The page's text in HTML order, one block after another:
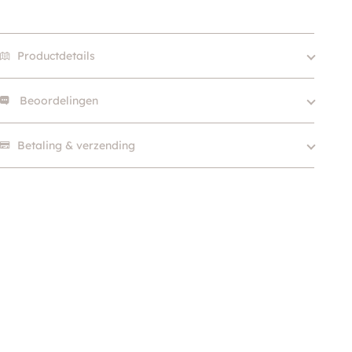
Productdetails
Size
Merk
O'lala Pets
Kleur
Beoordelingen
Betaling & verzending